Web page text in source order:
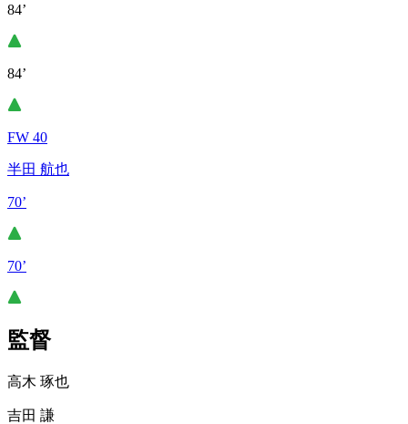
84’
84’
FW 40
半田 航也
70’
70’
監督
高木 琢也
吉田 謙